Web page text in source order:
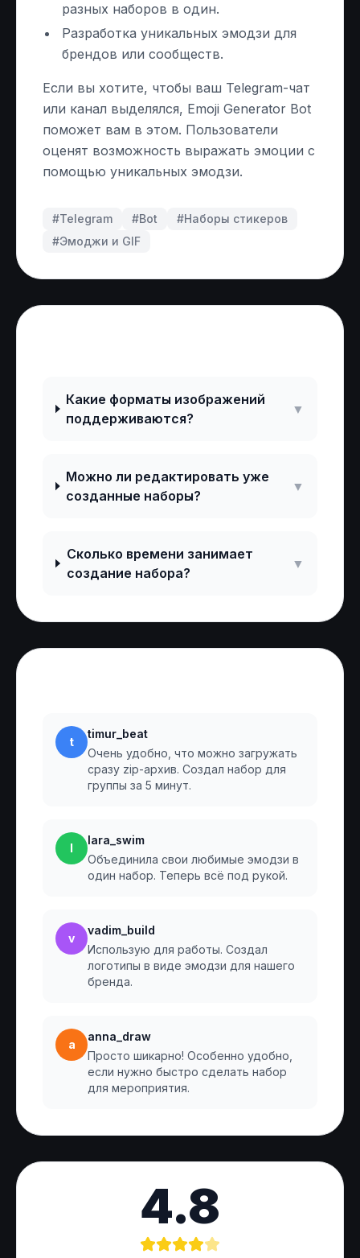
разных наборов в один.
Разработка уникальных эмодзи для
брендов или сообществ.
Если вы хотите, чтобы ваш Telegram-чат
или канал выделялся, Emoji Generator Bot
поможет вам в этом. Пользователи
оценят возможность выражать эмоции с
помощью уникальных эмодзи.
#Telegram #Bot #Наборы стикеров
#Эмоджи и GIF
Какие форматы изображений
поддерживаются?
▼
Можно ли редактировать уже
созданные наборы?
▼
Сколько времени занимает
создание набора?
▼
t
timur_beat
Очень удобно, что можно загружать
сразу zip-архив. Создал набор для
группы за 5 минут.
l
lara_swim
Объединила свои любимые эмодзи в
один набор. Теперь всё под рукой.
v
vadim_build
Использую для работы. Создал
логотипы в виде эмодзи для нашего
бренда.
a
anna_draw
Просто шикарно! Особенно удобно,
если нужно быстро сделать набор
для мероприятия.
4.8